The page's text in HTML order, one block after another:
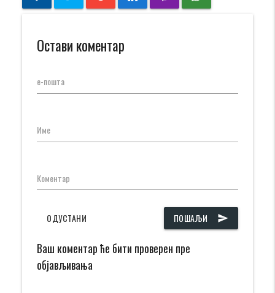
Остави коментар
е-пошта
Име
Коментар
ПОШАЉИ send
ОДУСТАНИ
Ваш коментар ће бити проверен пре
објављивања